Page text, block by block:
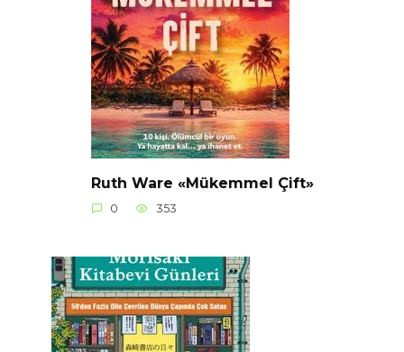
Ruth Ware «Mükemmel Çift»
0 353